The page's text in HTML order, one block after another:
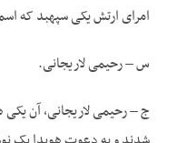
امرای ارتش یکی سپهبد که
س – رحیمی لاریجانی.
ج – رحیمی لاریجانی، آن یکی